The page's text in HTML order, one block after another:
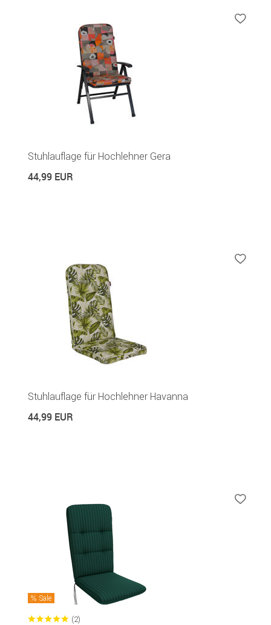
Stuhlauflage für Hochlehner Gera
44,99 EUR
Stuhlauflage für Hochlehner Havanna
44,99 EUR
Sale
(2)